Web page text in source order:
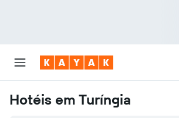
Hotéis em Turíngia